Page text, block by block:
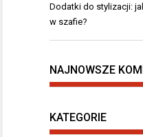
Dodatki do stylizacji:
w szafie?
NAJNOWSZE
KATEGORIE